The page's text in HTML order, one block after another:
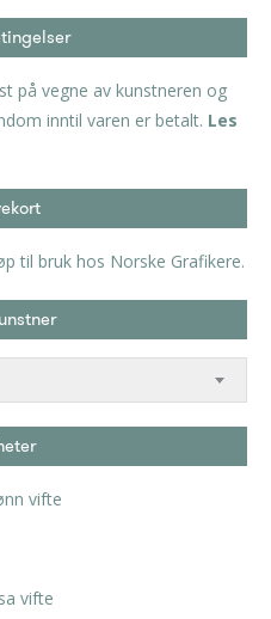
på vegne av kunstneren og
inntil varen er betalt. Les
til bruk hos Norske Grafikere.
vifte
vifte